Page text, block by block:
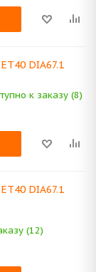
DIA67.1
к заказу (8)
DIA67.1
(12)